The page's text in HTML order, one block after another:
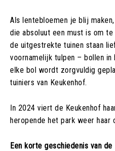
Als lentebloemen je blij
die absoluut een must is om
de uitgestrekte tuinen staan
voornamelijk tulpen – bollen
elke bol wordt zorgvuldig
tuiniers van Keukenhof.
In 2024 viert de Keukenhof
heropende het park weer haar
Een korte geschiedenis van de